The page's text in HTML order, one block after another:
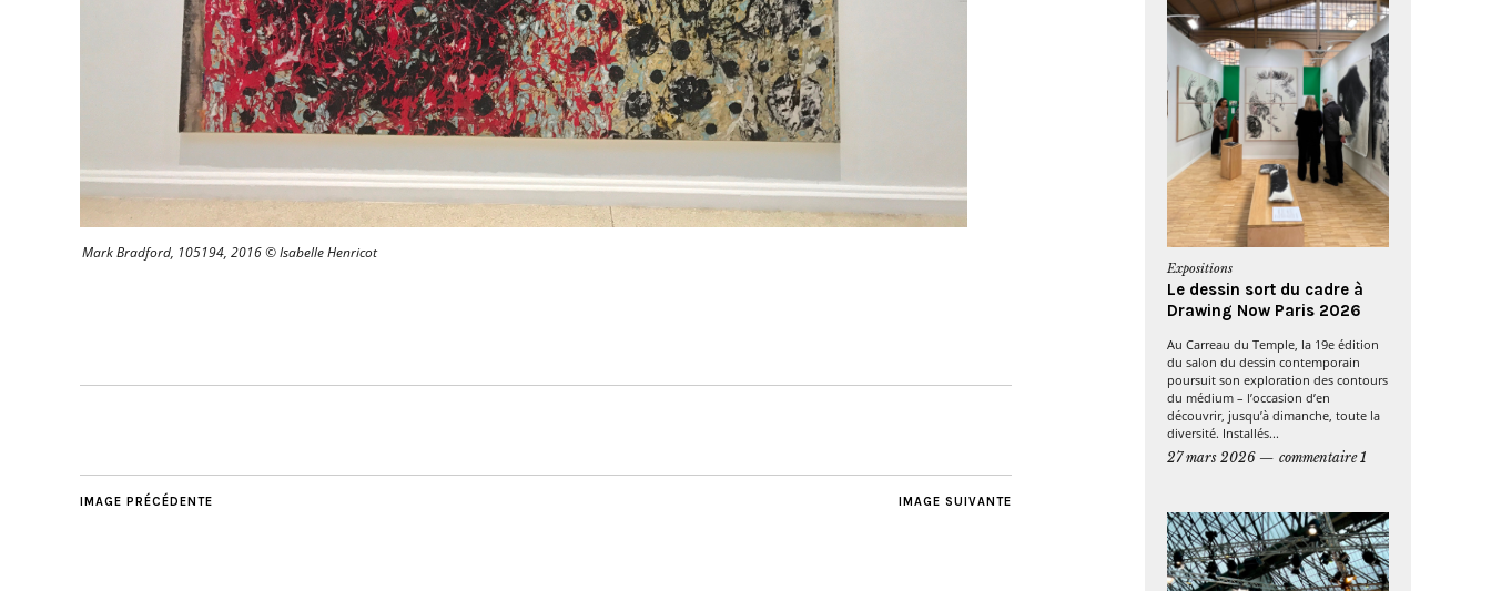
Mark Bradford, 105194, 2016 © Isabelle Henricot
IMAGE SUIVANTE
IMAGE PRÉCÉDENTE
Expositions
Le dessin sort du cadre à
Drawing Now Paris 2026
Au Carreau du Temple, la 19e édition
du salon du dessin contemporain
poursuit son exploration des contours
du médium – l’occasion d’en
découvrir, jusqu’à dimanche, toute la
diversité. Installés...
27 mars 2026
commentaire 1